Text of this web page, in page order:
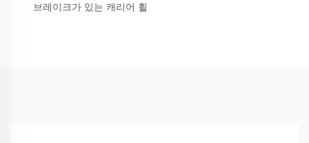
브레이크가 있는 캐리어 휠